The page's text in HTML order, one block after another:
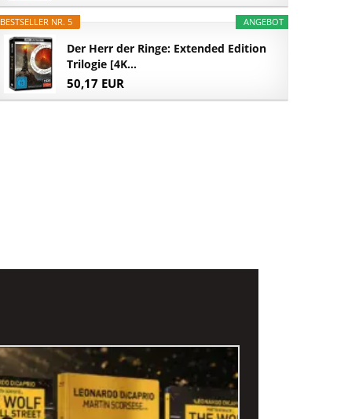
ANGEBOT
BESTSELLER NR. 5
Der Herr der Ringe: Extended Edition
Trilogie [4K...
50,17 EUR